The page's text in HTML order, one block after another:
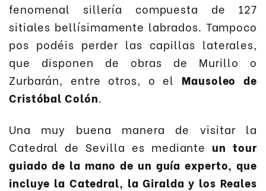
fenomenal sillería compuesta de 127
sitiales bellísimamente labrados. Tampoco
pos podéis perder las capillas laterales,
que disponen de obras de Murillo o
Zurbarán, entre otros, o el Mausoleo de
Cristóbal Colón.
Una muy buena manera de visitar la
Catedral de Sevilla es mediante un tour
guiado de la mano de un guía experto, que
incluye la Catedral, la Giralda y los Reales